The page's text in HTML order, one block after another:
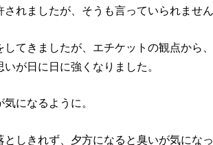
れましたが、そうも言っていられません
てきましたが、エチケットの観点から
が日に日に強くなりました。
になるように。
しきれず、夕方になると臭いが気になっ